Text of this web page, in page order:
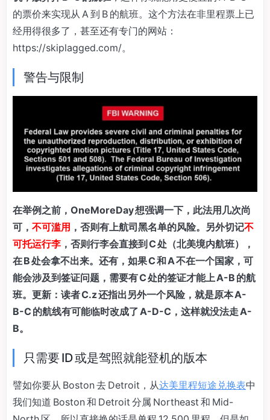
的票价来实现从 A 到 B 的航班。这个方法在非里程票上已
经用得很多了，甚至还有专门的网站：
https://skiplagged.com/。
警告与限制
在举例之前，OneMoreDay 想强调一下，此法用几次尚
可， 不可滥用 ，否则有上航司黑名单的风险。另外切记不
可托运行李 ，否则行李会直接到 C 处（北美境内航班），
在 B 处会拿不出来。还有，如果 C 和 A 不在一个国家，可
能会涉及到签证问题，需要有 C 处的签证才能上 A-B 的航
班。更新：读者 C.z 还指出另外一个风险，就是原本 A-
B-C 的航线有可能临时改成了 A-D-C，这样就没法走 A-
B。
只需要 ID 或是驾照就能登机的版本
譬如你要从 Boston 去 Detroit，从达美里程短途兑换表中
我们知道 Boston 和 Detroit 分属 Northeast 和 Mid-